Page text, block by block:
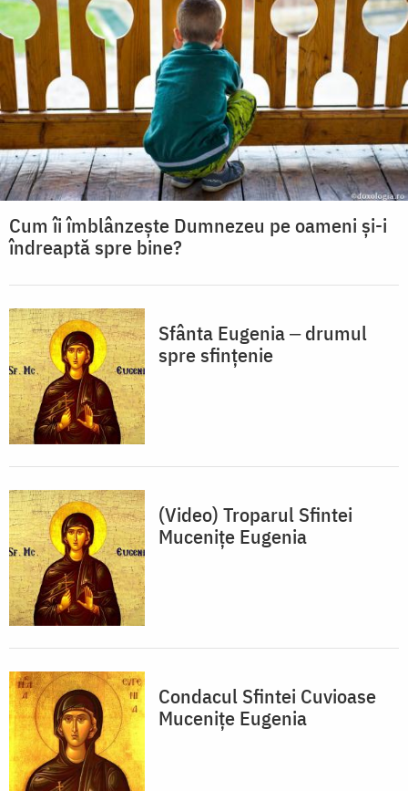
Cum îi îmblânzește Dumnezeu pe oameni și-i
îndreaptă spre bine?
Sfânta Eugenia ‒ drumul
spre sfințenie
(Video) Troparul Sfintei
Mucenițe Eugenia
Condacul Sfintei Cuvioase
Muceniţe Eugenia